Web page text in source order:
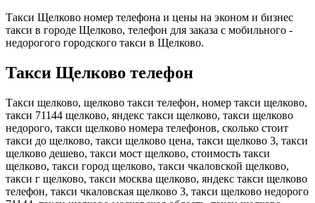
Такси Щелково номер телефона и цены на эконом и бизнес
такси в городе Щелково, телефон для заказа с мобильного -
недорогого городского такси в Щелково.
Такси Щелково телефон
Такси щелково, щелково такси телефон, номер такси щелково,
такси 71144 щелково, яндекс такси щелково, такси щелково
недорого, такси щелково номера телефонов, сколько стоит
такси до щелково, такси щелково цена, такси щелково 3, такси
щелково дешево, такси мост щелково, стоимость такси
щелково, такси город щелково, такси чкаловской щелково,
такси г щелково, такси москва щелково, яндекс такси щелково
телефон, такси чкаловская щелково 3, такси щелково недорого